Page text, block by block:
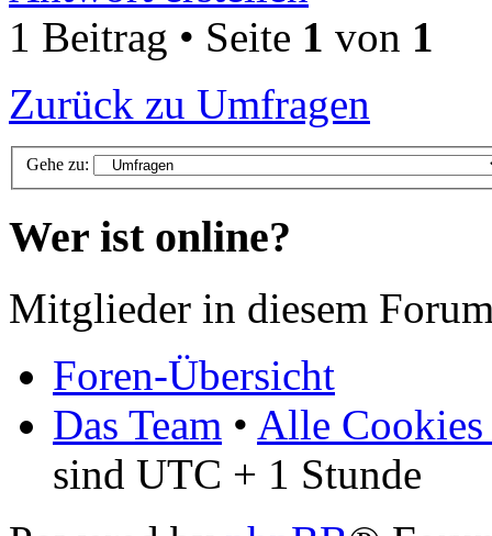
1 Beitrag • Seite 1 von 1
Zurück zu Umfragen
Gehe zu:
Wer ist online?
Mitglieder in diesem
Foren-Übersicht
Das Team • Alle Cookies
sind UTC + 1 Stunde